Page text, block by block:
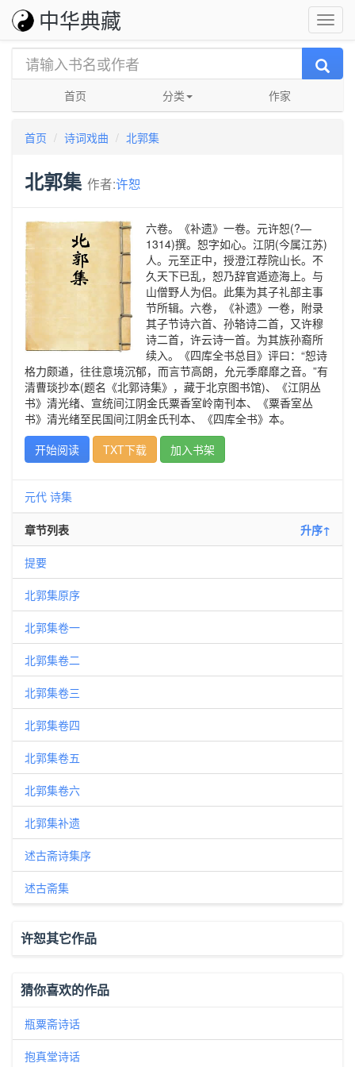
中华典藏
首页 分类 作家
首页 诗词戏曲 北郭集
北郭集 作者:许恕
六卷。《补遗》一卷。元许恕(?—
1314)撰。恕字如心。江阴(今属江苏)
人。元至正中，授澄江荐院山长。不
久天下已乱，恕乃辞官遁迹海上。与
山僧野人为侣。此集为其子礼部主事
节所辑。六卷，《补遗》一卷，附录
其子节诗六首、孙辂诗二首，又许穆
诗二首，许云诗一首。为其族孙裔所
续入。《四库全书总目》评曰：“恕诗
格力颇遒，往往意境沉郁，而言节高朗，允元季靡靡之音。”有
清曹琰抄本(题名《北郭诗集》，藏于北京图书馆)、《江阴丛
书》清光绪、宣统间江阴金氏粟香室岭南刊本、《粟香室丛
书》清光绪至民国间江阴金氏刊本、《四库全书》本。
开始阅读
TXT下载 加入书架
元代 诗集
章节列表 升序↑
提要
北郭集原序
北郭集卷一
北郭集卷二
北郭集卷三
北郭集卷四
北郭集卷五
北郭集卷六
北郭集补遗
述古斋诗集序
述古斋集
许恕其它作品
猜你喜欢的作品
瓶粟斋诗话
抱真堂诗话